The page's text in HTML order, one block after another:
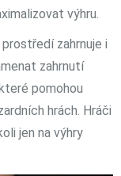
výhru.
zahrnuje i
zahrnutí
pomohou
hrách. Hráči
jen na výhry